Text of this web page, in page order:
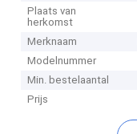
Plaats van
herkomst
Merknaam
Modelnummer
Min. bestelaantal
Prijs